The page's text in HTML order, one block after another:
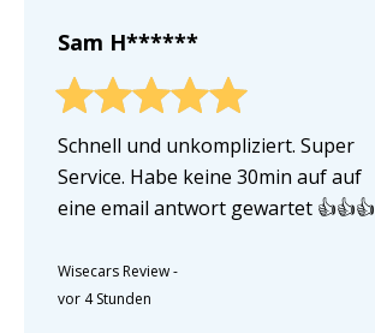
Sam H******
Schnell und unkompliziert. Super
Service. Habe keine 30min auf auf
eine email antwort gewartet 👍👍👍
Wisecars Review-
vor 4 Stunden